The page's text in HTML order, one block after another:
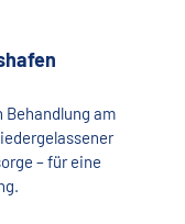
Behandlung am
– für eine